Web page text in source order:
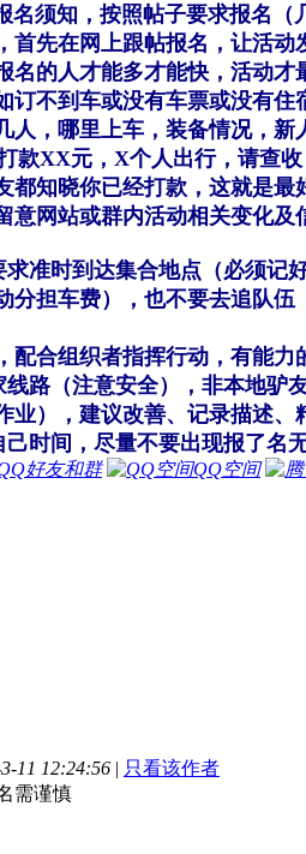
知，按照帖子要求报名（
首先在网上跟帖报名，让活
名的人才能多才能快，活动
订不到车或没有车票或没有住
人，哪里上车，装备情况，
款XX元，X个人出行，请查
都知晓你已经打款，这就是
意网站或群内活动相关变化
时到达集合地点（必须记
分担车费），也不要去追队
配合组织者指挥行动，有能
（注意安全），非本地驴
业），建议改善、记录描述、
时间，尽量不要出现报了名无
好友和群 QQ空间
11 12:24:56 | 只看该作者
需谨慎